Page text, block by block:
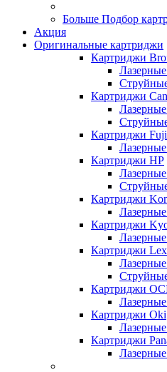
Больше Подбор
Акция
Оригинальные картриджи
Картриджи
Картриджи
Картриджи
Картриджи HP
Картриджи
Картриджи
Картриджи
Картриджи
Картриджи Oki
Картриджи